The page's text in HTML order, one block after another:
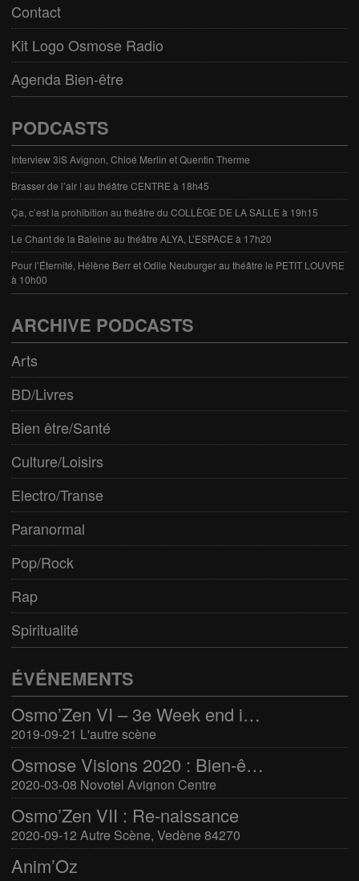
Contact
Kit Logo Osmose Radio
Agenda Bien-être
PODCASTS
Interview 3iS Avignon, Chloé Merlin et Quentin Therme
Brasser de l’air ! au théâtre CENTRE à 18h45
Ça, c’est la prohibition au théâtre du COLLÈGE DE LA SALLE à 19h15
Le Chant de la Baleine au théâtre ALYA, L’ESPACE à 17h20
Pour l’Éternité, Hélène Berr et Odile Neuburger au théâtre le PETIT LOUVRE
à 10h00
ARCHIVE PODCASTS
Arts
BD/Livres
Bien être/Santé
Culture/Loisirs
Electro/Transe
Paranormal
Pop/Rock
Rap
Spiritualité
ÉVÉNEMENTS
Osmo’Zen VI – 3e Week end international du bien-être
2019-09-21 L'autre scène
Osmose Visions 2020 : Bien-être et arts divinatoires
2020-03-08 Novotel Avignon Centre
Osmo’Zen VII : Re-naissance
2020-09-12 Autre Scène, Vedène 84270
Anim’Oz